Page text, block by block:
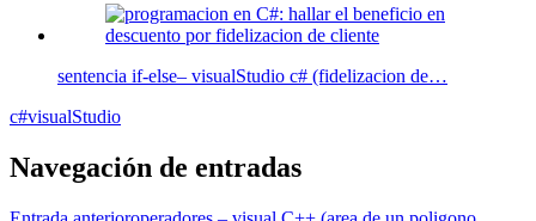
sentencia if-else– visualStudio c# (fidelizacion de…
c#visualStudio
Navegación de entradas